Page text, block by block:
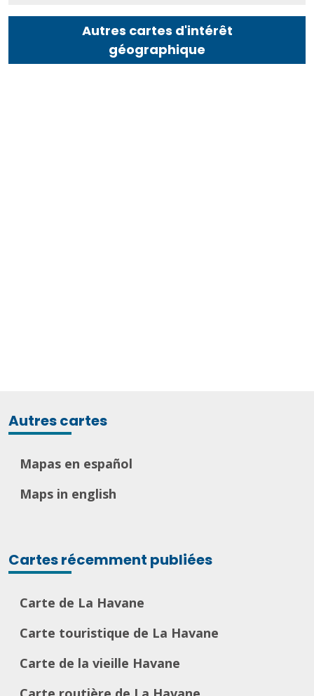
Autres cartes d'intérêt
géographique
Autres cartes
Mapas en español
Maps in english
Cartes récemment publiées
Carte de La Havane
Carte touristique de La Havane
Carte de la vieille Havane